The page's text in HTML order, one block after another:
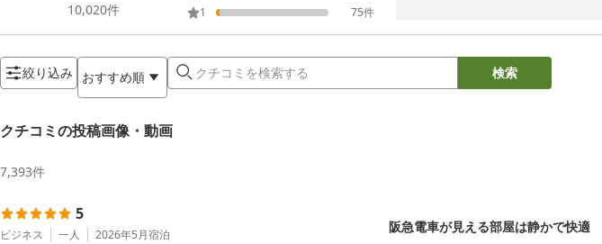
10,020件
1
75件
絞り込み おすすめ順 検索
クチコミの投稿画像・動画
7,393件
5
ビジネス 一人 2026年5月宿泊 阪急電車が見える部屋は静かで快適